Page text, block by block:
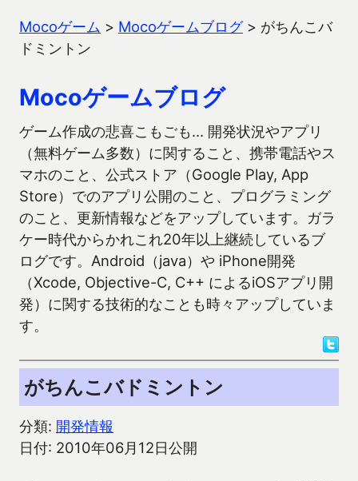
Mocoゲーム > Mocoゲームブログ> がちんこバ
ドミントン
Mocoゲームブログ
ゲーム作成の悲喜こもごも… 開発状況やアプリ
（無料ゲーム多数）に関すること、携帯電話やス
マホのこと、公式ストア（Google Play, App
Store）でのアプリ公開のこと、プログラミング
のこと、更新情報などをアップしています。ガラ
ケー時代からかれこれ20年以上継続しているブ
ログです。Android（java）や iPhone開発
（Xcode, Objective-C, C++ によるiOSアプリ開
発）に関する技術的なことも時々アップしていま
す。
がちんこバドミントン
分類: 開発情報
日付: 2010年06月12日公開